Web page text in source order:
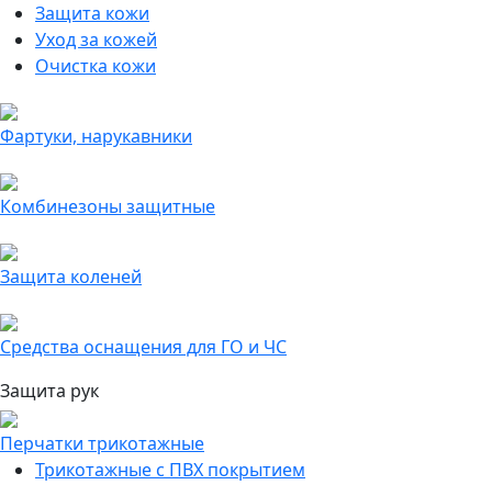
Защита кожи
Уход за кожей
Очистка кожи
Фартуки, нарукавники
Комбинезоны защитные
Защита коленей
Средства оснащения для ГО и ЧС
Защита рук
Перчатки трикотажные
Трикотажные с ПВХ покрытием